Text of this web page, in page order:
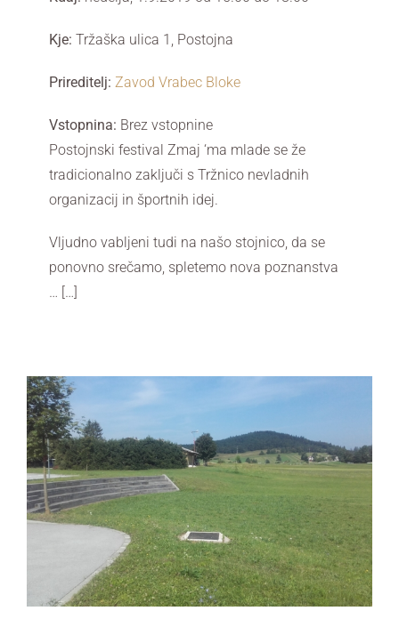
Kje: Tržaška ulica 1 , Postojna
Prireditelj: Zavod Vrabec Bloke
Vstopnina: Brez vstopnine
Postojnski festival Zmaj ‘ma mlade se že
tradicionalno zaključi s Tržnico nevladnih
organizacij in športnih idej.
Vljudno vabljeni tudi na našo stojnico, da se
ponovno srečamo, spletemo nova poznanstva
… […]